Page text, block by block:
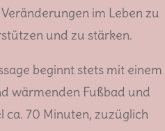
im Leben zu
und zu stärken.
beginnt stets mit einem
wärmenden Fußbad und
ca. 70 Minuten, zuzüglich